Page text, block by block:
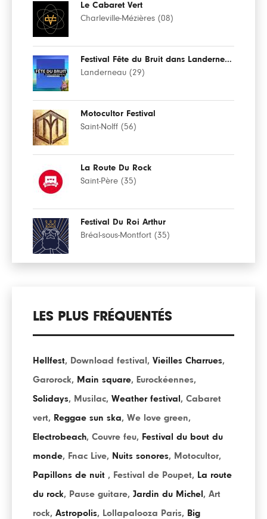
Le Cabaret Vert
Charleville-Mézières (08)
Festival Fête du Bruit dans Landerneau
Landerneau (29)
Motocultor Festival
Saint-Nolff (56)
La Route Du Rock
Saint-Père (35)
Festival Du Roi Arthur
Bréal-sous-Montfort (35)
LES PLUS FRÉQUENTÉS
Hellfest, Download festival , Vieilles Charrues,
Garorock, Main square, Eurockéennes,
Solidays, Musilac, Weather festival , Cabaret
vert, Reggae sun ska, We love green,
Electrobeach, Couvre feu, Festival du bout du
monde, Fnac Live, Nuits sonores, Motocultor,
Papillons de nuit , Festival de Poupet, La route
du rock, Pause guitare, Jardin du Michel , Art
rock, Astropolis, Lollapalooza Paris, Big